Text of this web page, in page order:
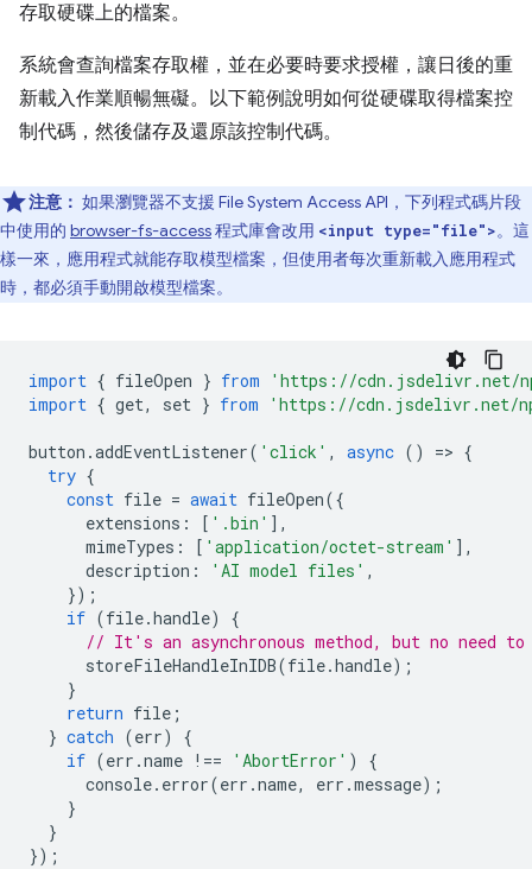
存取硬碟上的檔案。
系統會查詢檔案存取權，並在必要時要求授權，讓日後的重
新載入作業順暢無礙。以下範例說明如何從硬碟取得檔案控
制代碼，然後儲存及還原該控制代碼。
注意： 如果瀏覽器不支援 File System Access API，下列程式碼片段
中使用的 browser-fs-access程式庫會改用 <input type="file">。這
樣一來，應用程式就能存取模型檔案，但使用者每次重新載入應用程式
時，都必須手動開啟模型檔案。
import { fileOpen } from
'https://cdn.jsdelivr.net/
import { get, set } from 'https://cdn.jsdelivr.net/
button .addEventListener( 'click' , async () => {
try {
const file = await fileOpen({
extensions : [ '.bin' ],
mimeTypes : [ 'application/octet-stream' ],
description : 'AI model files' ,
});
if (file.handle)
{
// It's an asynchronous method, but no need
storeFileHandleInIDB(file.handle);
}
return file ;
} catch (err)
{
if (err .name !== 'AbortError' )
{
console. error(err .name, err .message);
}
}
});